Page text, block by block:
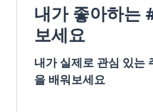
내가 좋아하는
보세요
내가 실제로 관심 있는
을 배워보세요